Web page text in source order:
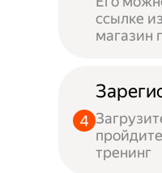
ссылке
магазин
тренинг